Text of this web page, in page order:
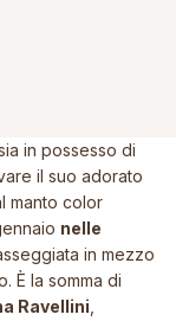
in possesso di
il suo adorato
manto color
nelle
in mezzo
È la somma di
Ravellini